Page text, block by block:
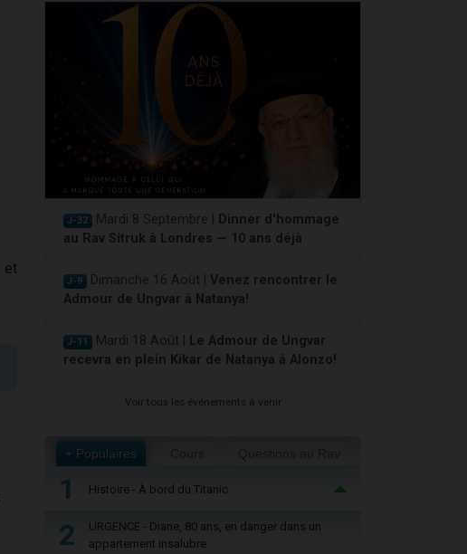
et
J-32 Mardi 8 Septembre |
Dinner d'hommage
au Rav Sitruk à Londres — 10 ans déjà
J-9 Dimanche 16 Août | Venez rencontrer le
Admour de Ungvar à Natanya!
J-11 Mardi 18 Août |
Le Admour de Ungvar
recevra en plein Kikar de Natanya à Alonzo!
Voir tous les événements à venir
+ Populaires
1 Histoire - À bord du Titanic
2
URGENCE - Diane, 80 ans, en danger dans un
appartement insalubre